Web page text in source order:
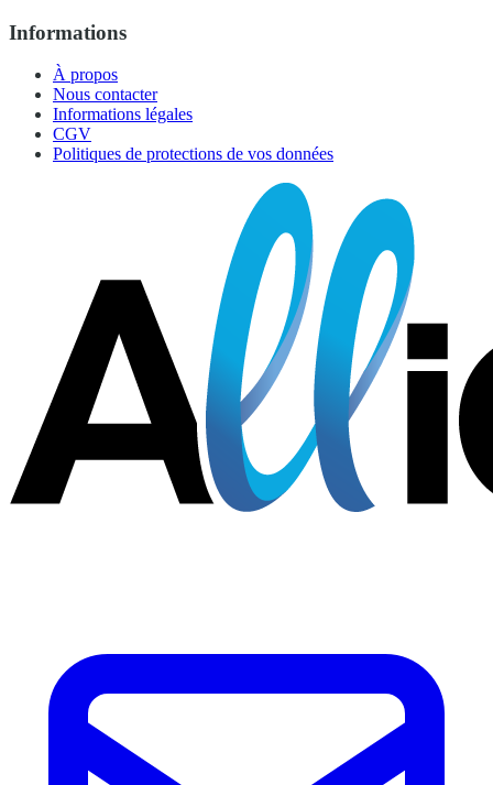
Informations
À propos
Nous contacter
Informations légales
CGV
Politiques de protections de vos données